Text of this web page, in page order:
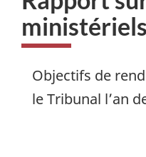
ministériels
Objectifs de
le Tribunal l’an